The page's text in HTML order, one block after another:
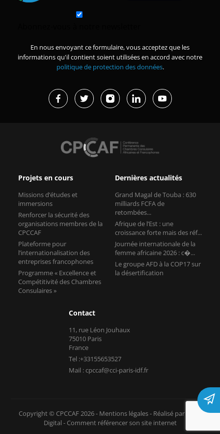
En nous envoyant ce formulaire, vous acceptez que les
informations qu'il contient soient utilisées en accord avec notre
politique de protection des données.
Projets en cours
Missions d’études et
immersions
Renforcer la sécurité des
organisations membres de la
CPCCAF
Plateforme pour
l’internationalisation des
entreprises francophones
Programme « Excellence et
Compétitivité des Chambres
Consulaires »
Dernières actualités
Grand Magal de Touba : 630
milliards FCFA de
retombées...
Afrique de l’Est : une
croissance forte mais des réf...
Journée internationale de la
femme africaine 2026 : c�...
Le groupe AFD à la COP17 sur
la désertification
Contact
11, rue Léon Jouhaux
75010 Paris
France
Tel :+33155653527
Mail : cpccaf@cci-paris-idf.fr
Copyright © CPCCAF 2026 - Mentions légales- Réalisé par Tokiz
Digital - Comment référencer son site internet